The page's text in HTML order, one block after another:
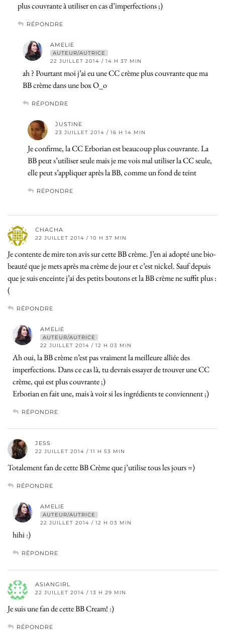
plus couvrante à utiliser en cas d’imperfections ;)
RÉPONDRE
AMELIE
AUTEUR/AUTRICE
22 JUILLET 2014 / 14 H 37 MIN
ah ? Pourtant moi j’ai eu une CC crème plus couvrante que ma
BB crème dans une box O_o
RÉPONDRE
JUSTINE
23 JUILLET 2014 / 16 H 14 MIN
Je confirme, la CC Erborian est beaucoup plus couvrante. La
BB peut s’utiliser seule mais je me vois mal utiliser la CC seule,
elle peut s’appliquer après la BB, comme un fond de teint
RÉPONDRE
CHACHA
22 JUILLET 2014 / 10 H 37 MIN
Je contente de mire ton avis sur cette BB crème. J’en ai adopté une bio-
beauté que je mets après ma crème de jour et c’est nickel. Sauf depuis
que je suis enceinte j’ai des petits boutons et la BB crème ne suffit plus :
(
RÉPONDRE
AMELIE
AUTEUR/AUTRICE
22 JUILLET 2014 / 12 H 03 MIN
Ah oui, la BB crème n’est pas vraiment la meilleure alliée des
imperfections. Dans ce cas là, tu devrais essayer de trouver une CC
crème, qui est plus couvrante ;)
Erborian en fait une, mais à voir si les ingrédients te conviennent ;)
RÉPONDRE
JESS
22 JUILLET 2014 / 11 H 53 MIN
Totalement fan de cette BB Crème que j’utilise tous les jours =)
RÉPONDRE
AMELIE
AUTEUR/AUTRICE
22 JUILLET 2014 / 12 H 03 MIN
hihi :)
RÉPONDRE
ASIANGIRL
22 JUILLET 2014 / 13 H 29 MIN
Je suis une fan de cette BB Cream! :)
RÉPONDRE